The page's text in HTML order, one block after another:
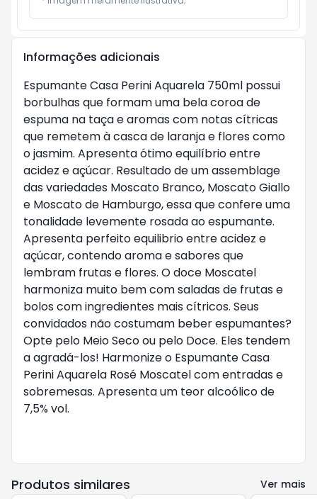
Informações adicionais
Espumante Casa Perini Aquarela 750ml possui
borbulhas que formam uma bela coroa de
espuma na taça e aromas com notas cítricas
que remetem à casca de laranja e flores como
o jasmim. Apresenta ótimo equilíbrio entre
acidez e açúcar. Resultado de um assemblage
das variedades Moscato Branco, Moscato Giallo
e Moscato de Hamburgo, essa que confere uma
tonalidade levemente rosada ao espumante.
Apresenta perfeito equilibrio entre acidez e
açúcar, contendo aroma e sabores que
lembram frutas e flores. O doce Moscatel
harmoniza muito bem com saladas de frutas e
bolos com ingredientes mais cítricos. Seus
convidados não costumam beber espumantes?
Opte pelo Meio Seco ou pelo Doce. Eles tendem
a agradá-los! Harmonize o Espumante Casa
Perini Aquarela Rosé Moscatel com entradas e
sobremesas. Apresenta um teor alcoólico de
7,5% vol.
Produtos similares Ver mais